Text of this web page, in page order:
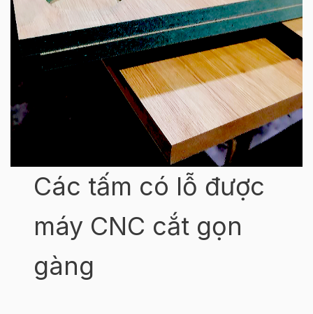
Các tấm có lỗ được
máy CNC cắt gọn
gàng